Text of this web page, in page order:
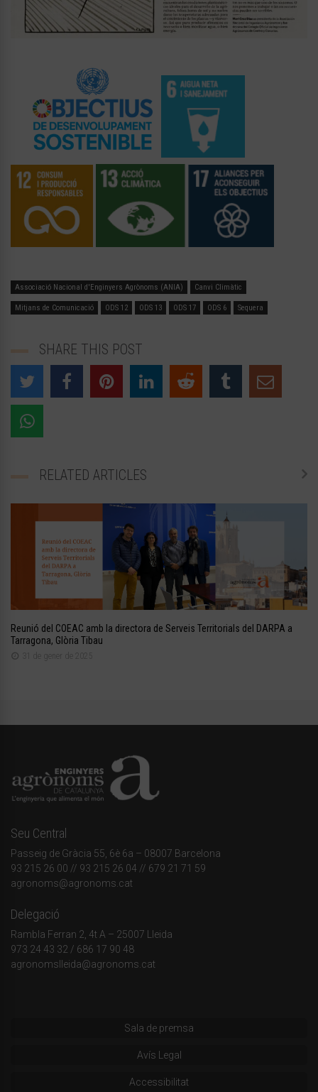
Associació Nacional d'Enginyers Agrònoms (ANIA) Canvi Climàtic
Mitjans de Comunicació ODS 12 ODS 13 ODS 17 ODS 6 Sequera
SHARE THIS POST
RELATED ARTICLES
Reunió del COEAC amb la directora de Serveis Territorials del DARPA a
Tarragona, Glòria Tibau
31 de gener de 2025
Seu Central
Passeig de Gràcia 55, 6è 6a – 08007 Barcelona
93 215 26 00 // 93 215 26 04 // 679 21 71 59
agronoms@agronoms.cat
Delegació
Rambla Ferran 2, 4t A – 25007 Lleida
973 24 43 32 / 686 17 90 48
agronomslleida@agronoms.cat
Sala de premsa
Avís Legal
Accessibilitat